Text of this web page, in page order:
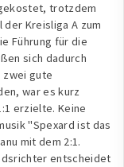
trotzdem
Kreisliga A zum
Führung für die
sich dadurch
zwei gute
war es kurz
erzielte. Keine
"Spexard ist das
mit dem 2:1.
entscheidet